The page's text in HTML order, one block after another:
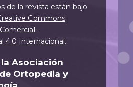
de la revista están bajo
Commons
4.0 Internacional.
Asociación
Ortopedia y